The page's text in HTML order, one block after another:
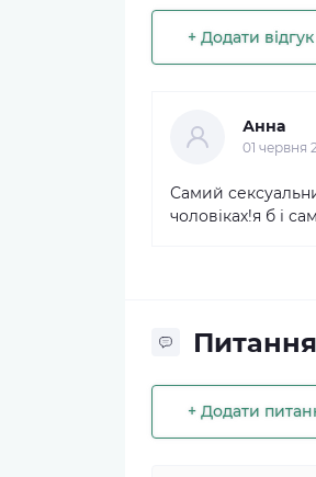
+ Додати відгук
Анна
01 червня
Самий
чоловіках!я б і
Питання
+ Додати